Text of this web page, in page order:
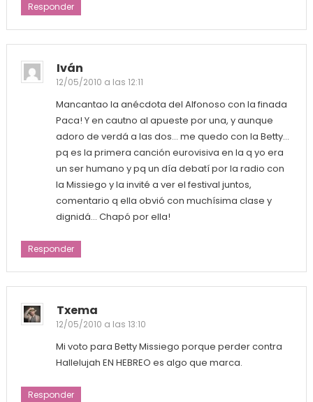
Responder
Iván
12/05/2010 a las 12:11
Mancantao la anécdota del Alfonoso con la finada
Paca! Y en cautno al apueste por una, y aunque
adoro de verdá a las dos… me quedo con la Betty…
pq es la primera canción eurovisiva en la q yo era
un ser humano y pq un día debatí por la radio con
la Missiego y la invité a ver el festival juntos,
comentario q ella obvió con muchísima clase y
dignidá… Chapó por ella!
Responder
Txema
12/05/2010 a las 13:10
Mi voto para Betty Missiego porque perder contra
Hallelujah EN HEBREO es algo que marca.
Responder